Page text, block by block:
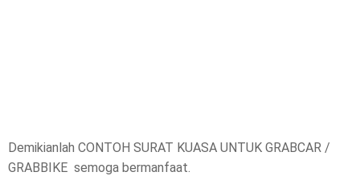
Demikianlah CONTOH SURAT KUASA UNTUK GRABCAR /
GRABBIKE semoga bermanfaat.